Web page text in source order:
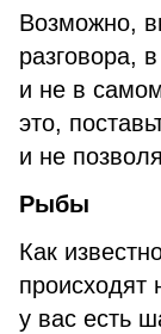
Возможно,
разговора,
и не в
это,
и не
Рыбы
Как
происходят
у вас есть